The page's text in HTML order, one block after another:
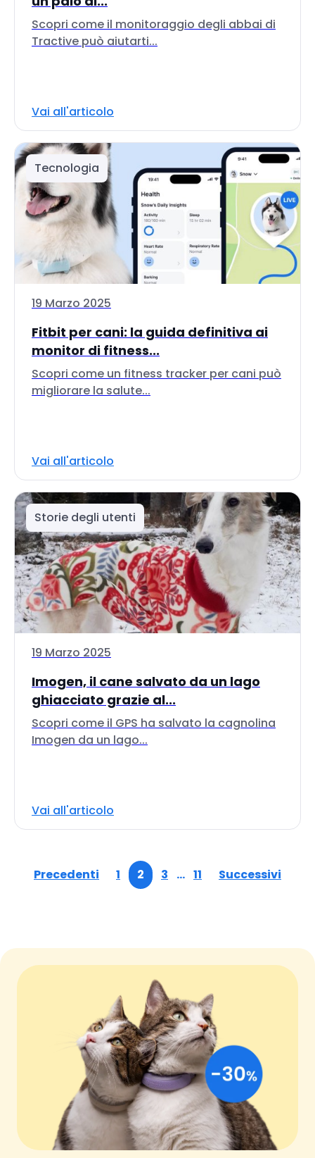
Scopri come il monitoraggio degli abbai di
Tractive può aiutarti...
Vai all'articolo
Tecnologia
19 Marzo 2025
Fitbit per cani: la guida definitiva ai
monitor di fitness...
Scopri come un fitness tracker per cani può
migliorare la salute...
Vai all'articolo
Storie degli utenti
19 Marzo 2025
Imogen, il cane salvato da un lago
ghiacciato grazie al...
Scopri come il GPS ha salvato la cagnolina
Imogen da un lago...
Vai all'articolo
Precedenti 1 2 3 … 11 Successivi